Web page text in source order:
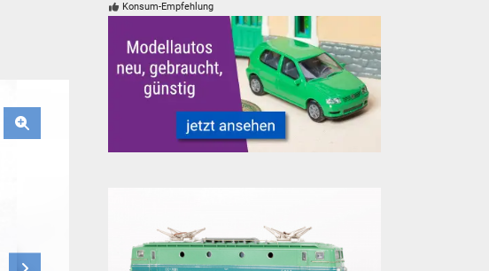
Konsum-Empfehlung